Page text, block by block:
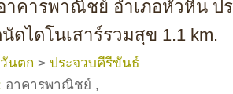
าคารพาณิชย์ อำเภอหัวหิน ป
ดไดโนเสาร์รวมสุข 1.1 km.
นตก > ประจวบคีรีขันธ์
อาคารพาณิชย์ ,